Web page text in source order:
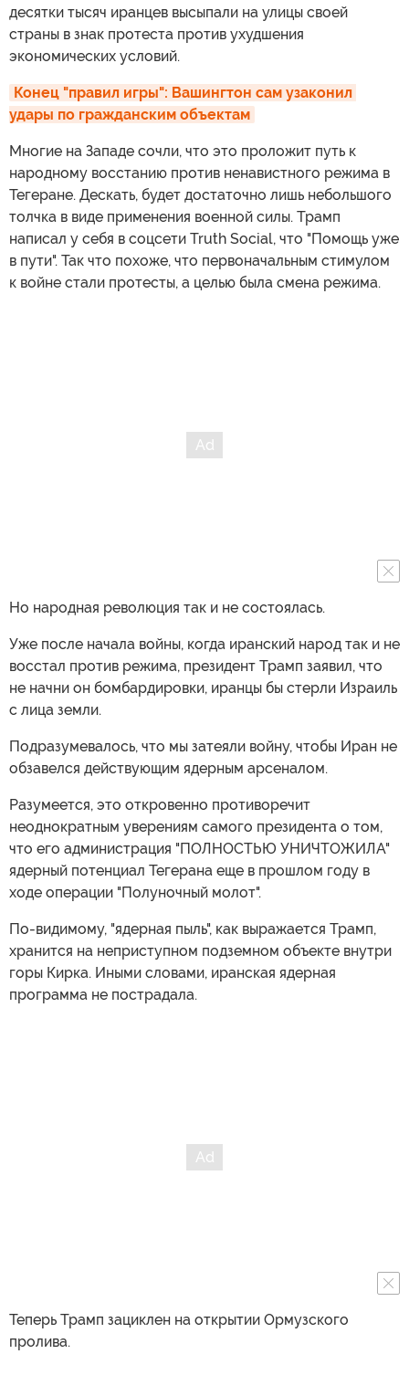
десятки тысяч иранцев высыпали на улицы своей
страны в знак протеста против ухудшения
экономических условий.
Конец "правил игры": Вашингтон сам узаконил
удары по гражданским объектам
Многие на Западе сочли, что это проложит путь к
народному восстанию против ненавистного режима в
Тегеране. Дескать, будет достаточно лишь небольшого
толчка в виде применения военной силы. Трамп
написал у себя в соцсети Truth Social, что "Помощь уже
в пути". Так что похоже, что первоначальным стимулом
к войне стали протесты, а целью была смена режима.
Но народная революция так и не состоялась.
Уже после начала войны, когда иранский народ так и не
восстал против режима, президент Трамп заявил, что
не начни он бомбардировки, иранцы бы стерли Израиль
с лица земли.
Подразумевалось, что мы затеяли войну, чтобы Иран не
обзавелся действующим ядерным арсеналом.
Разумеется, это откровенно противоречит
неоднократным уверениям самого президента о том,
что его администрация "ПОЛНОСТЬЮ УНИЧТОЖИЛА"
ядерный потенциал Тегерана еще в прошлом году в
ходе операции "Полуночный молот".
По-видимому, "ядерная пыль", как выражается Трамп,
хранится на неприступном подземном объекте внутри
горы Кирка. Иными словами, иранская ядерная
программа не пострадала.
Теперь Трамп зациклен на открытии Ормузского
пролива.